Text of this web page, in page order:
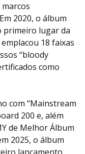
2020, o álbum
primeiro lugar da
18 faixas
“bloody
como
com “Mainstream
200 e, além
de Melhor Álbum
2025, o álbum